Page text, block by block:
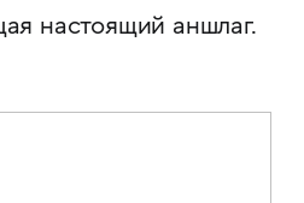
настоящий аншлаг.